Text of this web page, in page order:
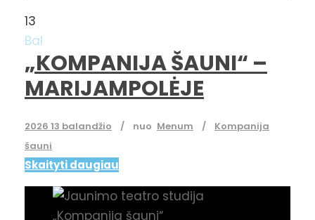
13
Bal
„KOMPANIJA ŠAUNI“ –
MARIJAMPOLĖJE
2026 13 balandžio nuo Menum
Kompanija
šauni
Skaityti daugiau